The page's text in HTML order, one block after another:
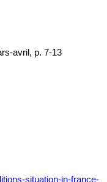
avril, p. 7-13